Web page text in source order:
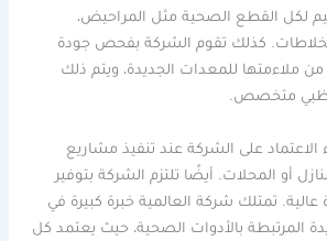
لكل القطع الصحية مثل المراحيض،
كذلك تقوم الشركة بفحص جودة
من ملاءمتها للمعدات الجديدة، ويتم ذلك
متخصص.
على الشركة عند تنفيذ مشاريع
أو المحلات. أيضًا تلتزم الشركة بتوفير
تمتلك شركة العالمية خبرة كبيرة في
المرتبطة بالأدوات الصحية، حيث يعتمد كل